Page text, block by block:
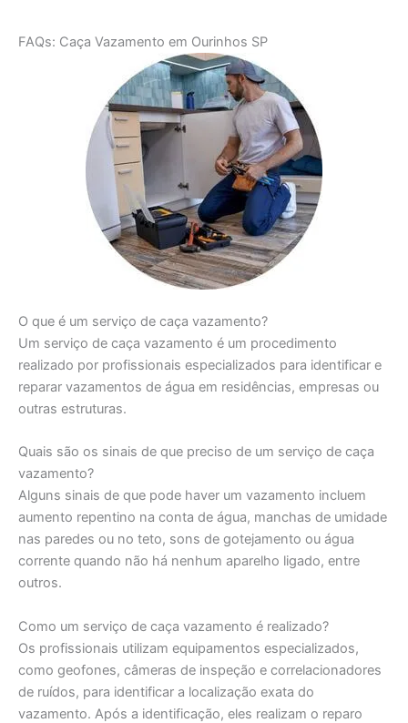
FAQs: Caça Vazamento em Ourinhos SP
O que é um serviço de caça vazamento?
Um serviço de caça vazamento é um procedimento
realizado por profissionais especializados para identificar e
reparar vazamentos de água em residências, empresas ou
outras estruturas.
Quais são os sinais de que preciso de um serviço de caça
vazamento?
Alguns sinais de que pode haver um vazamento incluem
aumento repentino na conta de água, manchas de umidade
nas paredes ou no teto, sons de gotejamento ou água
corrente quando não há nenhum aparelho ligado, entre
outros.
Como um serviço de caça vazamento é realizado?
Os profissionais utilizam equipamentos especializados,
como geofones, câmeras de inspeção e correlacionadores
de ruídos, para identificar a localização exata do
vazamento. Após a identificação, eles realizam o reparo